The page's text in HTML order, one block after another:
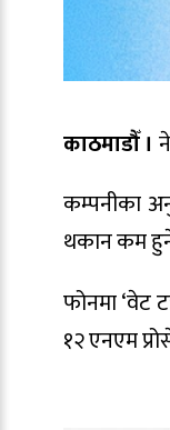
काठमाडौँ ।
कम्पनीका
थकान कम
फोनमा ‘वेट
१२ एनएम